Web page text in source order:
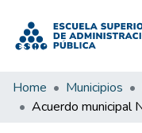
Home Municipios